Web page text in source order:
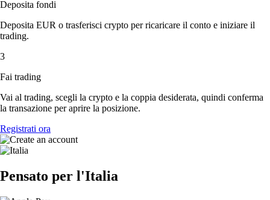
Deposita fondi
Deposita EUR o trasferisci crypto per ricaricare il conto e iniziare il
trading.
3
Fai trading
Vai al trading, scegli la crypto e la coppia desiderata, quindi conferma
la transazione per aprire la posizione.
Registrati ora
Pensato per l'Italia